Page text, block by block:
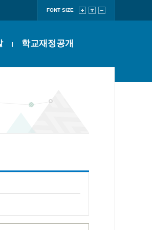
FONT SIZE
학교재정공개